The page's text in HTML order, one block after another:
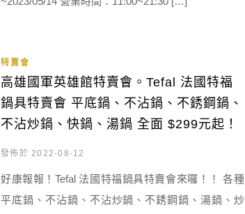
特賣會
高雄國軍英雄館特賣會。Tefal 法國特福
鍋具特賣會 平底鍋、不沾鍋、不銹鋼鍋、
不沾炒鍋、快鍋、湯鍋 全面 $299元起！
發佈於 2022-08-12
好康報報！Tefal 法國特福鍋具特賣會來囉！！ 各種
平底鍋、不沾鍋、不沾炒鍋、不銹鋼鍋、湯鍋、炒